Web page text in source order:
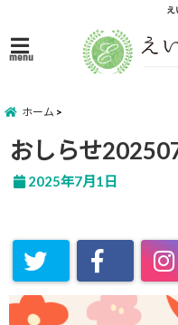
え
menu
ホーム
おしらせ
2025年7月1日